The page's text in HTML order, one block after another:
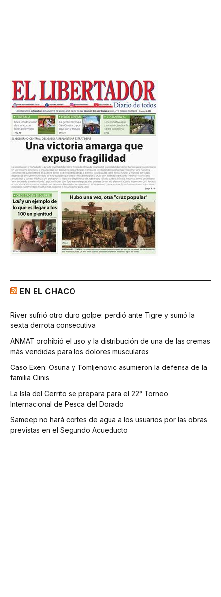
EN EL CHACO
River sufrió otro duro golpe: perdió ante Tigre y sumó la
sexta derrota consecutiva
ANMAT prohibió el uso y la distribución de una de las cremas
más vendidas para los dolores musculares
Caso Exen: Osuna y Tomljenovic asumieron la defensa de la
familia Clinis
La Isla del Cerrito se prepara para el 22° Torneo
Internacional de Pesca del Dorado
Sameep no hará cortes de agua a los usuarios por las obras
previstas en el Segundo Acueducto